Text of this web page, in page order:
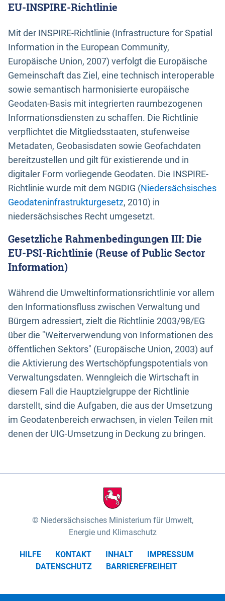
EU-INSPIRE-Richtlinie
Mit der INSPIRE-Richtlinie (Infrastructure for Spatial
Information in the European Community,
Europäische Union, 2007) verfolgt die Europäische
Gemeinschaft das Ziel, eine technisch interoperable
sowie semantisch harmonisierte europäische
Geodaten-Basis mit integrierten raumbezogenen
Informationsdiensten zu schaffen. Die Richtlinie
verpflichtet die Mitgliedsstaaten, stufenweise
Metadaten, Geobasisdaten sowie Geofachdaten
bereitzustellen und gilt für existierende und in
digitaler Form vorliegende Geodaten. Die INSPIRE-
Richtlinie wurde mit dem NGDIG (Niedersächsisches
Geodateninfrastrukturgesetz, 2010) in
niedersächsisches Recht umgesetzt.
Gesetzliche Rahmenbedingungen III: Die
EU-PSI-Richtlinie (Reuse of Public Sector
Information)
Während die Umweltinformationsrichtlinie vor allem
den Informationsfluss zwischen Verwaltung und
Bürgern adressiert, zielt die Richtlinie 2003/98/EG
über die "Weiterverwendung von Informationen des
öffentlichen Sektors" (Europäische Union, 2003) auf
die Aktivierung des Wertschöpfungspotentials von
Verwaltungsdaten. Wenngleich die Wirtschaft in
diesem Fall die Hauptzielgruppe der Richtlinie
darstellt, sind die Aufgaben, die aus der Umsetzung
im Geodatenbereich erwachsen, in vielen Teilen mit
denen der UIG-Umsetzung in Deckung zu bringen.
Niedersächsisches Ministerium für Umwelt,
Energie und Klimaschutz
HILFE KONTAKT INHALT
IMPRESSUM
DATENSCHUTZ
BARRIEREFREIHEIT